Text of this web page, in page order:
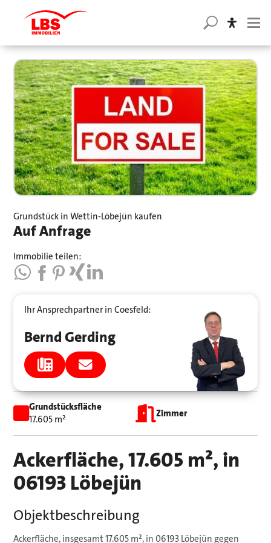
Grundstück in Wettin-Löbejün kaufen
Auf Anfrage
Immobilie teilen:
Ihr Ansprechpartner in Coesfeld:
Bernd Gerding
Grundstücksfläche
17.605 m²
Zimmer
Ackerfläche, 17.605 m², in
06193 Löbejün
Objektbeschreibung
Ackerfläche, insgesamt 17.605 m², in 06193 Löbejün gegen